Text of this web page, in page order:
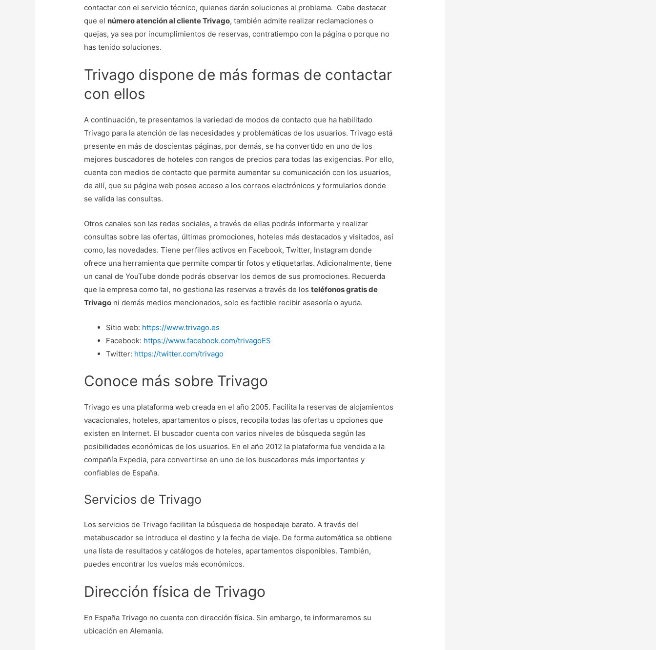
contactar con el servicio técnico, quienes darán soluciones al problema. Cabe destacar
que el número atención al cliente Trivago, también admite realizar reclamaciones o
quejas, ya sea por incumplimientos de reservas, contratiempo con la página o porque no
has tenido soluciones.
Trivago dispone de más formas de contactar
con ellos
A continuación, te presentamos la variedad de modos de contacto que ha habilitado
Trivago para la atención de las necesidades y problemáticas de los usuarios. Trivago está
presente en más de doscientas páginas, por demás, se ha convertido en uno de los
mejores buscadores de hoteles con rangos de precios para todas las exigencias. Por ello,
cuenta con medios de contacto que permite aumentar su comunicación con los usuarios,
de allí, que su página web posee acceso a los correos electrónicos y formularios donde
se valida las consultas.
Otros canales son las redes sociales, a través de ellas podrás informarte y realizar
consultas sobre las ofertas, últimas promociones, hoteles más destacados y visitados, así
como, las novedades. Tiene perfiles activos en Facebook, Twitter, Instagram donde
ofrece una herramienta que permite compartir fotos y etiquetarlas. Adicionalmente, tiene
un canal de YouTube donde podrás observar los demos de sus promociones. Recuerda
que la empresa como tal, no gestiona las reservas a través de losteléfonos gratis de
Trivago ni demás medios mencionados, solo es factible recibir asesoría o ayuda.
Sitio web: https://www.trivago.es
Facebook: https://www.facebook.com/trivagoES
Twitter: https://twitter.com/trivago
Conoce más sobre Trivago
Trivago es una plataforma web creada en el año 2005. Facilita la reservas de alojamientos
vacacionales, hoteles, apartamentos o pisos, recopila todas las ofertas u opciones que
existen en Internet. El buscador cuenta con varios niveles de búsqueda según las
posibilidades económicas de los usuarios. En el año 2012 la plataforma fue vendida a la
compañía Expedia, para convertirse en uno de los buscadores más importantes y
confiables de España.
Servicios de Trivago
Los servicios de Trivago facilitan la búsqueda de hospedaje barato. A través del
metabuscador se introduce el destino y la fecha de viaje. De forma automática se obtiene
una lista de resultados y catálogos de hoteles, apartamentos disponibles. También,
puedes encontrar los vuelos más económicos.
Dirección física de Trivago
En España Trivago no cuenta con dirección física. Sin embargo, te informaremos su
ubicación en Alemania.